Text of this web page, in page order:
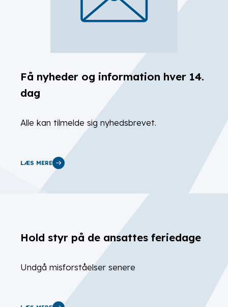
Få nyheder og information hver 14.
dag
Alle kan tilmelde sig nyhedsbrevet.
LÆS MERE
Hold styr på de ansattes feriedage
Undgå misforståelser senere